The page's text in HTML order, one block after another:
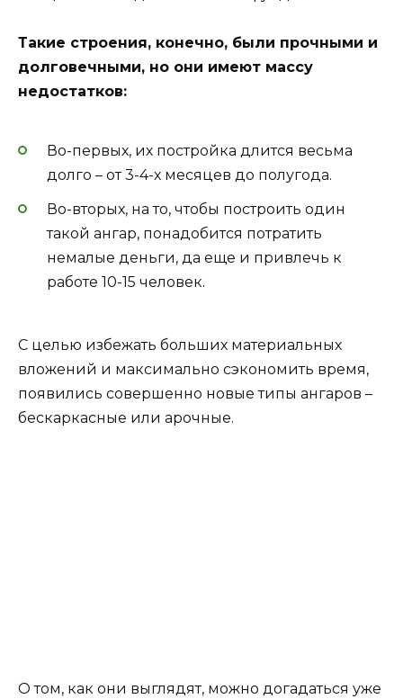
Такие строения, конечно, были прочными и
долговечными, но они имеют массу
недостатков:
Во-первых, их постройка длится весьма
долго – от 3-4-х месяцев до полугода.
Во-вторых, на то, чтобы построить один
такой ангар, понадобится потратить
немалые деньги, да еще и привлечь к
работе 10-15 человек.
С целью избежать больших материальных
вложений и максимально сэкономить время,
появились совершенно новые типы ангаров –
бескаркасные или арочные.
О том, как они выглядят, можно догадаться уже